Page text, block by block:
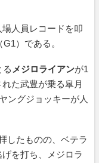
人員レコードを叩
（G1）である。
る メジロライアンが1
た武豊が乗る皐月
ングジョッキーが人
したものの、ベテラ
を打ち、メジロラ